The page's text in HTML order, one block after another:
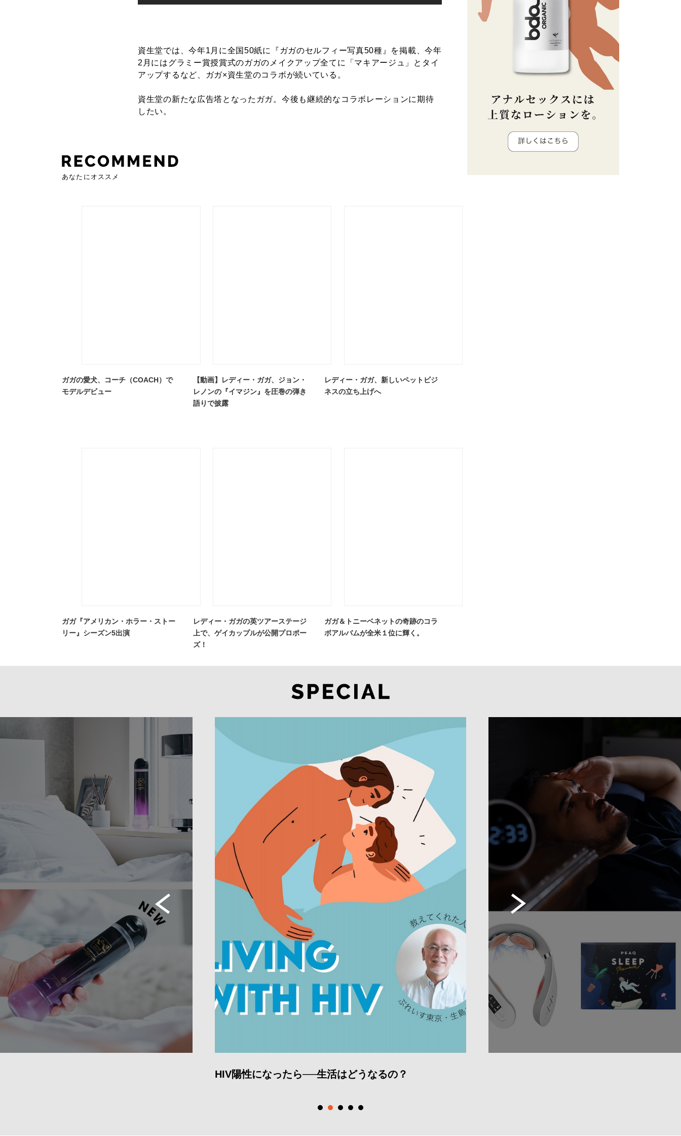
資生堂では、今年1月に全国50紙に『ガガのセルフィー写真50種』を掲載、今年
2月にはグラミー賞授賞式のガガのメイクアップ全てに「マキアージュ」とタイ
アップするなど、ガガ×資生堂のコラボが続いている。
資生堂の新たな広告塔となったガガ。今後も継続的なコラボレーションに期待
したい。
あなたにオススメ
ガガの愛犬、コーチ（COACH）で
モデルデビュー
【動画】レディー・ガガ、ジョン・
レノンの『イマジン』を圧巻の弾き
語りで披露
レディー・ガガ、新しいペットビジ
ネスの立ち上げへ
ガガ『アメリカン・ホラー・ストー
リー』シーズン5出演
レディー・ガガの英ツアーステージ
上で、ゲイカップルが公開プロポー
ズ！
ガガ＆トニーベネットの奇跡のコラ
ボアルバムが全米１位に輝く。
HIV陽性になったら──生活はどうなるの？